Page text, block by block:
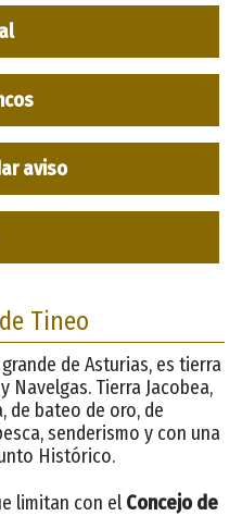
aviso
Tineo
de Asturias, es tierra
Navelgas. Tierra Jacobea,
de bateo de oro, de
senderismo y con una
Histórico.
limitan con el Concejo de